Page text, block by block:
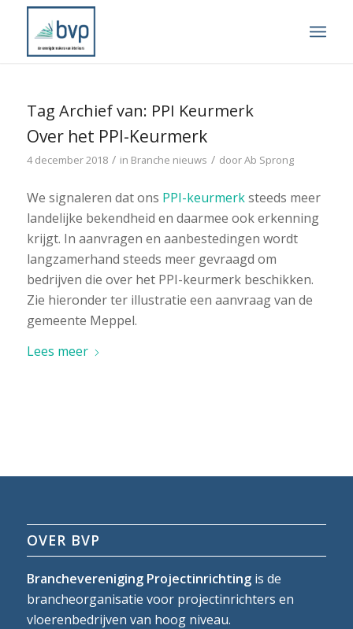
Tag Archief van: PPI Keurmerk
Over het PPI-Keurmerk
4 december 2018 / in Branche nieuws / doorAb Sprong
We signaleren dat ons PPI-keurmerksteeds meer
landelijke bekendheid en daarmee ook erkenning
krijgt. In aanvragen en aanbestedingen wordt
langzamerhand steeds meer gevraagd om
bedrijven die over het PPI-keurmerk beschikken.
Zie hieronder ter illustratie een aanvraag van de
gemeente Meppel.
Lees meer
OVER BVP
Branchevereniging Projectinrichtingis de
brancheorganisatie voor projectinrichters en
vloerenbedrijven van hoog niveau.